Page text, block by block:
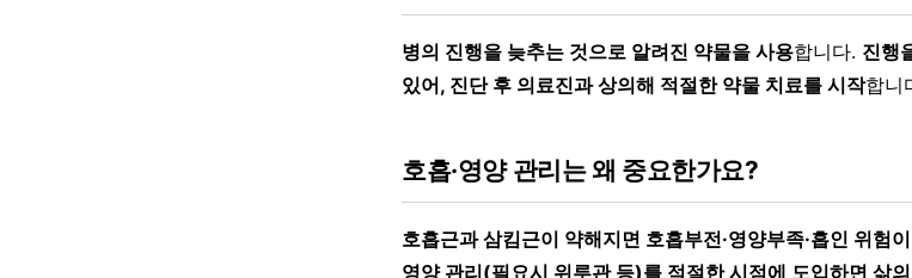
병의 진행을 늦추는 것으로 알려진 약물을 사용합니다. 진행
있어, 진단 후 의료진과 상의해 적절한 약물 치료를 시작합니
호흡·영양 관리는 왜 중요한가요?
호흡근과 삼킴근이 약해지면 호흡부전·영양부족·흡인 위험
영양 관리(필요시 위루관 등)를 적절한 시점에 도입하면 삶